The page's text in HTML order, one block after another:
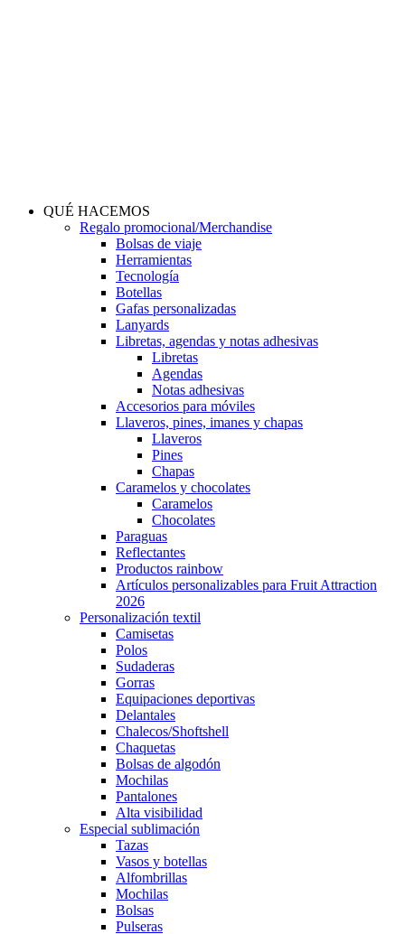
QUÉ HACEMOS
Regalo promocional/Merchandise
Bolsas de viaje
Herramientas
Tecnología
Botellas
Gafas personalizadas
Lanyards
Libretas, agendas y notas adhesivas
Libretas
Agendas
Notas adhesivas
Accesorios para móviles
Llaveros, pines, imanes y chapas
Llaveros
Pines
Chapas
Caramelos y chocolates
Caramelos
Chocolates
Paraguas
Reflectantes
Productos rainbow
Artículos personalizables para Fruit Attraction
2026
Personalización textil
Camisetas
Polos
Sudaderas
Gorras
Equipaciones deportivas
Delantales
Chalecos/Shoftshell
Chaquetas
Bolsas de algodón
Mochilas
Pantalones
Alta visibilidad
Especial sublimación
Tazas
Vasos y botellas
Alfombrillas
Mochilas
Bolsas
Pulseras